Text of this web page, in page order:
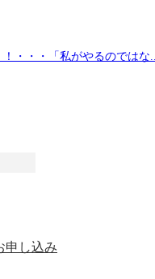
・・・「私がやるのではな...
申し込み